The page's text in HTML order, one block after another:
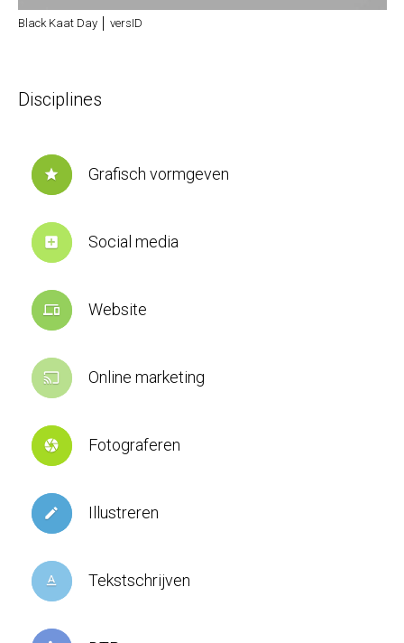
Black Kaat Day │ versID
Disciplines
star Grafisch vormgeven
add_box Social media
devices Website
cast Online marketing
camera Fotograferen
create Illustreren
text_format Tekstschrijven